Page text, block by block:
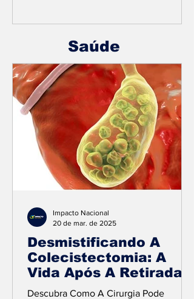
Saúde
Desmistificando A
Colecistectomia: A
Vida Após A Retirada
Da Vesícula Biliar
Descubra Como A Cirurgia Pode
Impacto Nacional
20 de mar. de 2025